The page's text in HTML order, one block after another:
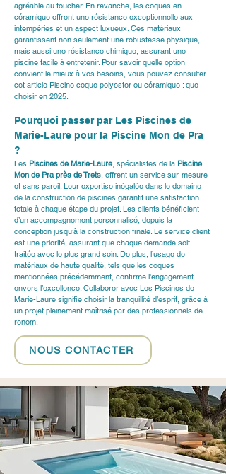
agréable au toucher. En revanche, les coques en
céramique offrent une résistance exceptionnelle aux
intempéries et un aspect luxueux. Ces matériaux
garantissent non seulement une robustesse physique,
mais aussi une résistance chimique, assurant une
piscine facile à entretenir. Pour savoir quelle option
convient le mieux à vos besoins, vous pouvez consulter
cet article Piscine coque polyester ou céramique : que
choisir en 2025.
Pourquoi passer par Les Piscines de
Marie-Laure pour la Piscine Mon de Pra
?
Les Piscines de Marie-Laure, spécialistes de la Piscine
Mon de Pra près de Trets, offrent un service sur-mesure
et sans pareil. Leur expertise inégalée dans le domaine
de la construction de piscines garantit une satisfaction
totale à chaque étape du projet. Les clients bénéficient
d’un accompagnement personnalisé, depuis la
conception jusqu’à la construction finale. Le service client
est une priorité, assurant que chaque demande soit
traitée avec le plus grand soin. De plus, l’usage de
matériaux de haute qualité, tels que les coques
mentionnées précédemment, confirme l'engagement
envers l’excellence. Collaborer avec Les Piscines de
Marie-Laure signifie choisir la tranquillité d’esprit, grâce à
un projet pleinement maîtrisé par des professionnels de
renom.
NOUS CONTACTER